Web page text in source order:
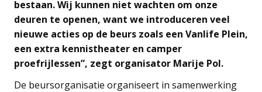
bestaan. Wij kunnen niet wachten om onze
deuren te openen, want we introduceren veel
nieuwe acties op de beurs zoals een Vanlife Plein,
een extra kennistheater en camper
proefrijlessen”, zegt organisator Marije Pol.
De beursorganisatie organiseert in samenwerking